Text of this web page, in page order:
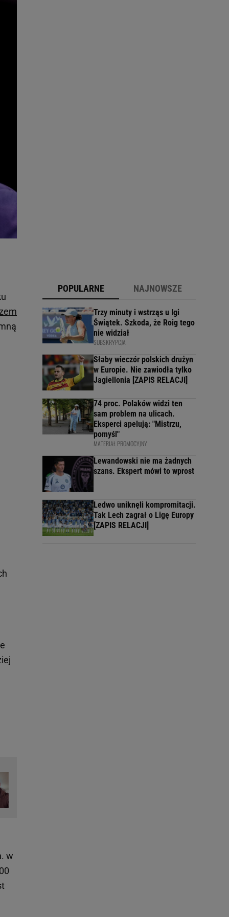
w
POPULARNE NAJNOWSZE
Trzy minuty i wstrząs u Igi
Świątek. Szkoda, że Roig tego
nie widział
SUBSKRYPCJA
Słaby wieczór polskich drużyn
w Europie. Nie zawiodła tylko
Jagiellonia [ZAPIS RELACJI]
74 proc. Polaków widzi ten
sam problem na ulicach.
Eksperci apelują: "Mistrzu,
pomyśl"
MATERIAŁ PROMOCYJNY
Lewandowski nie ma żadnych
szans. Ekspert mówi to wprost
Ledwo uniknęli kompromitacji.
Tak Lech zagrał o Ligę Europy
[ZAPIS RELACJI]